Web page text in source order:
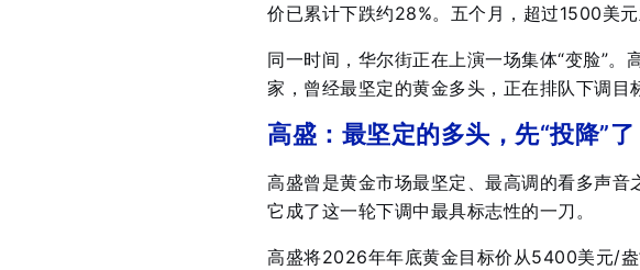
价已累计下跌约28%。五个月，超过1500美
同一时间，华尔街正在上演一场集体“变脸”
家，曾经最坚定的黄金多头，正在排队下调目
高盛：最坚定的多头，先“投降”了
高盛曾是黄金市场最坚定、最高调的看多声
它成了这一轮下调中最具标志性的一刀。
高盛将2026年年底黄金目标价从5400美元/